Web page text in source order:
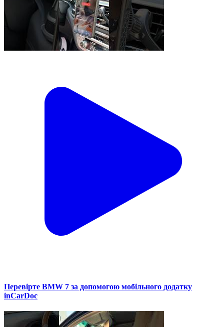
Перевірте BMW 7 за допомогою мобільного додатку
inCarDoc